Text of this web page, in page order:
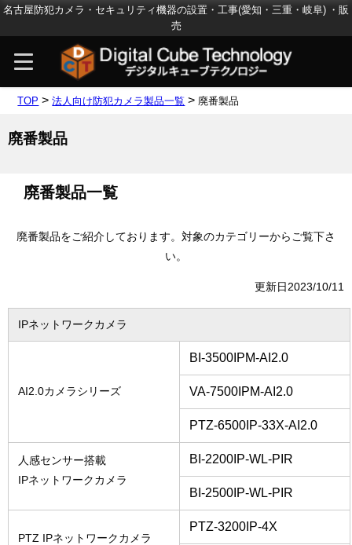
名古屋防犯カメラ・セキュリティ機器の設置・工事(愛知・三重・岐阜) ・販
売
TOP >法人向け防犯カメラ製品一覧 > 廃番製品
廃番製品
廃番製品一覧
廃番製品をご紹介しております。対象のカテゴリーからご覧下さ
い。
更新日2023/10/11
IPネットワークカメラ
AI2.0カメラシリーズ
BI-3500IPM-AI2.0
VA-7500IPM-AI2.0
PTZ-6500IP-33X-AI2.0
人感センサー搭載
IPネットワークカメラ
BI-2200IP-WL-PIR
BI-2500IP-WL-PIR
PTZ IPネットワークカメラ
PTZ-3200IP-4X